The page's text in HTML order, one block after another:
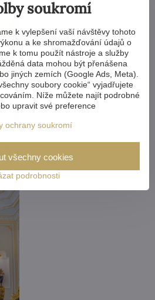
soukromí
k vylepšení vaší návštěvy tohoto
a ke shromažďování údajů o
k tomu použít nástroje a služby
data mohou být přenášena
jiných zemích (Google Ads, Meta).
soubory cookie“ vyjadřujete
Níže můžete najít podrobné
upravit své preference
ochrany soukromí
podrobnosti
všechny cookies